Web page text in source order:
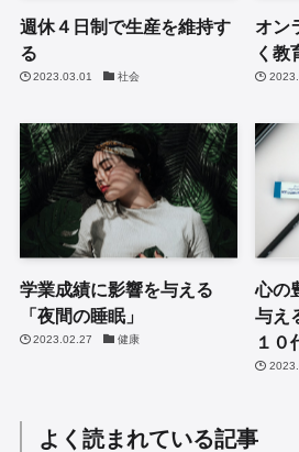
週休４日制で生産を維持す
る
2023.03.01 社会
オン
く教
学業成績に影響を与える
「夜間の睡眠」
2023.02.27 健康
心の
与え
１０
よく読まれている記事